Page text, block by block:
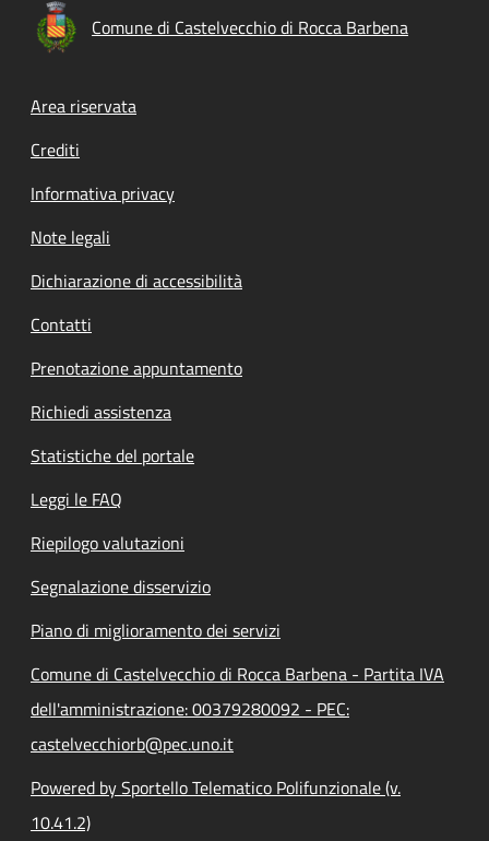
Comune di Castelvecchio di Rocca Barbena
Footer menu
Area riservata
Crediti
Informativa privacy
Note legali
Dichiarazione di accessibilità
Contatti
Prenotazione appuntamento
Richiedi assistenza
Statistiche del portale
Leggi le FAQ
Riepilogo valutazioni
Segnalazione disservizio
Piano di miglioramento dei servizi
Comune di Castelvecchio di Rocca Barbena - Partita IVA
dell'amministrazione: 00379280092 - PEC:
castelvecchiorb@pec.uno.it
Powered by Sportello Telematico Polifunzionale (v.
10.41.2)